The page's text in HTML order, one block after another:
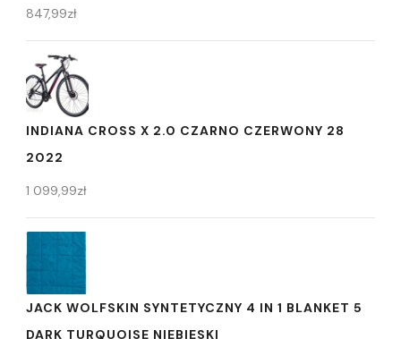
847,99zł
INDIANA CROSS X 2.0 CZARNO CZERWONY 28
2022
1 099,99zł
JACK WOLFSKIN SYNTETYCZNY 4 IN 1 BLANKET 5
DARK TURQUOISE NIEBIESKI